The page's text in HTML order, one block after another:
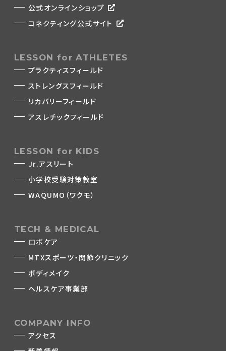
公式オンラインショップ
コネクティング公式サイト
LESSON for ATHLETES
プラクティスフィールド
ストレングスフィールド
リカバリーフィールド
アスレチックフィールド
LESSON for KIDS
Jr.アスリート
小学校受験対策教室
WAQUMO（ワクモ）
TECH & MEDICAL
ロボケア
MTXスポーツ・関節クリニック
ボディメイク
ヘルスケア事業部
COMPANY INFO
アクセス